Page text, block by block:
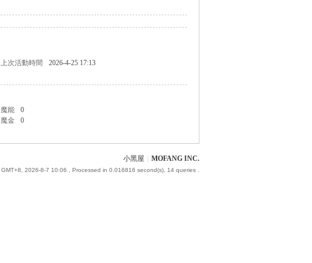
上次活動時間
2026-4-25 17:13
魔能
0
魔金 0
小黑屋 MOFANG INC.
GMT+8, 2026-8-7 10:06 , Processed in 0.016816 second(s), 14 queries .